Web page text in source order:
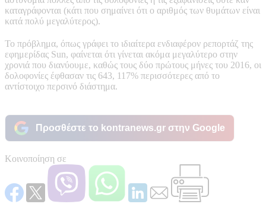
καταγράφονται (κάτι που σημαίνει ότι ο αριθμός των θυμάτων είναι
κατά πολύ μεγαλύτερος).
Το πρόβλημα, όπως γράφει το ιδιαίτερα ενδιαφέρον ρεπορτάζ της
εφημερίδας Sun, φαίνεται ότι γίνεται ακόμα μεγαλύτερο στην
χρονιά που διανύουμε, καθώς τους δύο πρώτους μήνες του 2016, οι
δολοφονίες έφθασαν τις 643, 117% περισσότερες από το
αντίστοιχο περσινό διάστημα.
Προσθέστε το kontranews.gr στην Google
Κοινοποίηση σε